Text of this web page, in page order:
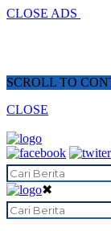
CLOSE ADS
SCROLL TO
CLOSE
✖